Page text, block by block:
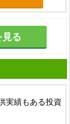
る
実績もある投資